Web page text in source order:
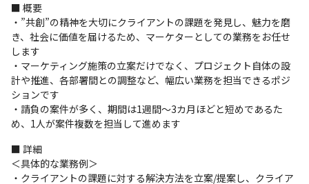
■ 概要
・”共創”の精神を大切にクライアントの課題を発見し、魅力を磨
き、社会に価値を届けるため、マーケターとしての業務をお任せ
します
・マーケティング施策の立案だけでなく、プロジェクト自体の設
計や推進、各部署間との調整など、幅広い業務を担当できるポジ
ションです
・請負の案件が多く、期間は1週間～3カ月ほどと短めであるた
め、1人が案件複数を担当して進めます
■ 詳細
＜具体的な業務例＞
・クライアントの課題に対する解決方法を立案/提案し、クライア